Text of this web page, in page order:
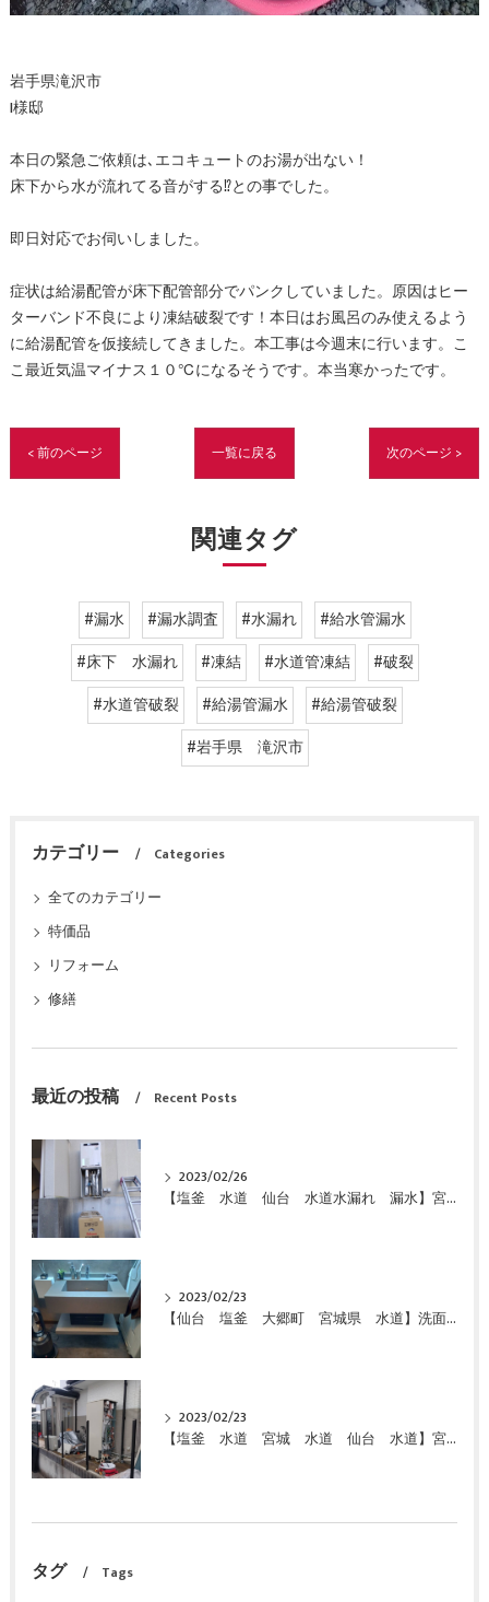
岩手県滝沢市
I様邸
本日の緊急ご依頼は､エコキュートのお湯が出ない！
床下から水が流れてる音がする⁉️との事でした。
即日対応でお伺いしました。
症状は給湯配管が床下配管部分でパンクしていました。原因はヒー
ターバンド不良により凍結破裂です！本日はお風呂のみ使えるよう
に給湯配管を仮接続してきました。本工事は今週末に行います。こ
こ最近気温マイナス１０℃になるそうです。本当寒かったです。
< 前のページ 一覧に戻る 次のページ >
関連タグ
#漏水 #漏水調査 #水漏れ
#給水管漏水
#床下 水漏れ
#凍結 #水道管凍結
#破裂
#水道管破裂
#給湯管漏水
#給湯管破裂
#岩手県 滝沢市
カテゴリー
Categories
全てのカテゴリー
特価品
リフォーム
修繕
最近の投稿 Recent Posts
2023/02/26
【塩釜 水道 仙台 水道水漏れ 漏水】宮城県 仙台市 給湯器 エコキュート 故障 修理 お湯が出ない 即日対応 緊急対応 激安 特価 格安にて交換しました！
2023/02/23
【仙台 塩釜 大郷町 宮城県 水道】洗面化粧台 特価 激安 価格で交換致しました
2023/02/23
【塩釜 水道 宮城 水道 仙台 水道】宮城県 富谷市 給湯器 エコキュート 故障 お湯が出ない 即日対応 緊急対応 激安 特価 格安にて交換しました！
タグ Tags